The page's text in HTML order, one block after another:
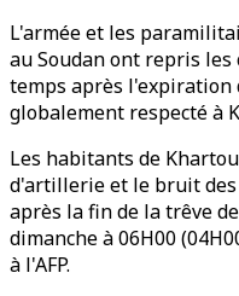
L'armée et les
au Soudan ont repris
temps après l'expiration
globalement respecté à
Les habitants de
d'artillerie et le bruit des
après la fin de la trêve
dimanche à 06H00
à l'AFP.